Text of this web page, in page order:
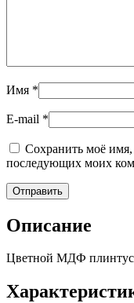
Имя *
E-mail *
Сохранить моё имя,
последующих моих
Описание
Цветной МДФ плинтус